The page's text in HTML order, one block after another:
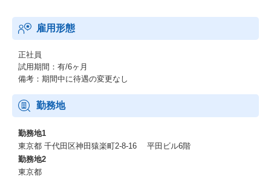
雇用形態
正社員
試用期間：有/6ヶ月
備考：期間中に待遇の変更なし
勤務地
勤務地1
東京都 千代田区神田猿楽町2-8-16 平田ビル6階
勤務地2
東京都